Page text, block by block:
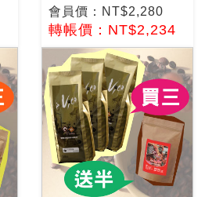
會員價：NT$2,280
轉帳價：NT$2,234